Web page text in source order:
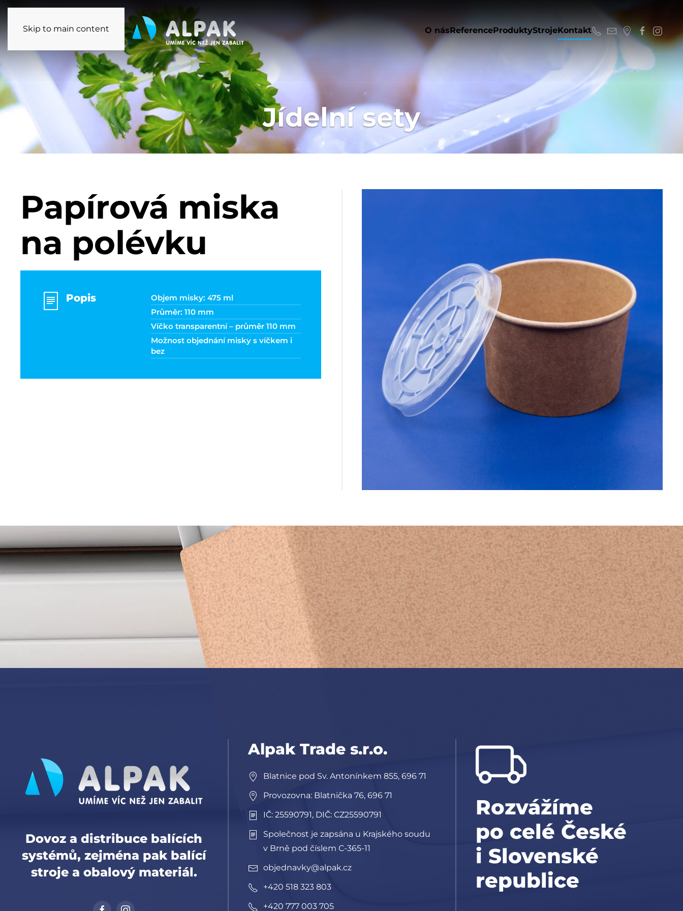
Skip to main content O násReferenceProduktyStrojeKontakt
Jídelní sety
Papírová miska
na polévku
Popis
Objem misky: 475 ml
Průměr: 110 mm
Víčko transparentní – průměr 110 mm
Možnost objednání misky s víčkem i
bez
Dovoz a distribuce balících
systémů, zejména pak balící
stroje a obalový materiál.
Alpak Trade s.r.o.
Blatnice pod Sv. Antonínkem 855, 696 71
Provozovna: Blatnička 76, 696 71
IČ: 25590791, DIČ: CZ25590791
Společnost je zapsána u Krajského soudu
v Brně pod číslem C-365-11
objednavky@alpak.cz
+420 518 323 803
+420 777 003 705
Rozvážíme
po celé České
i Slovenské
republice